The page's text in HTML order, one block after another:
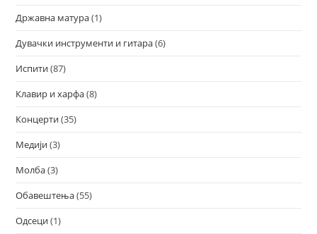
Државна матура(1)
Дувачки инструменти и гитара(6)
Испити(87)
Клавир и харфа(8)
Концерти(35)
Медији(3)
Молба(3)
Обавештења(55)
Одсеци(1)